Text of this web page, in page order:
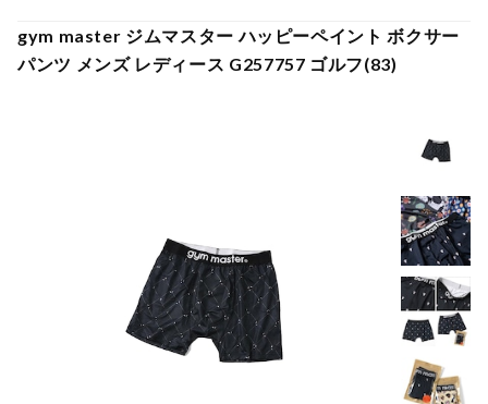
gym master ジムマスター ハッピーペイント ボクサー
パンツ メンズ レディース G257757 ゴルフ(83)